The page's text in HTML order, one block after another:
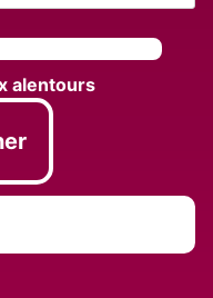
alentours